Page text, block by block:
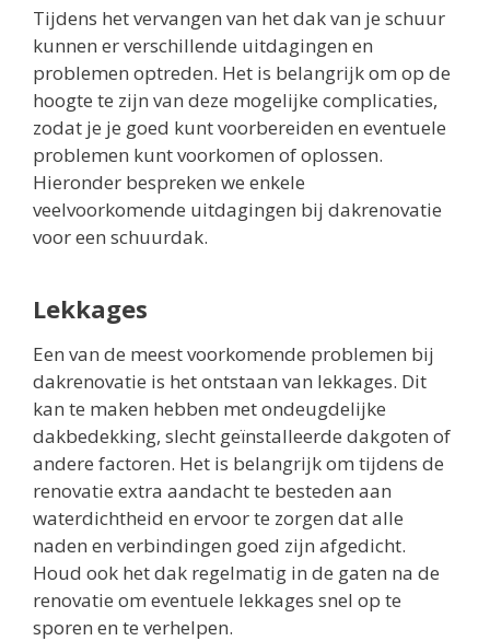
Tijdens het vervangen van het dak van je schuur
kunnen er verschillende uitdagingen en
problemen optreden. Het is belangrijk om op de
hoogte te zijn van deze mogelijke complicaties,
zodat je je goed kunt voorbereiden en eventuele
problemen kunt voorkomen of oplossen.
Hieronder bespreken we enkele
veelvoorkomende uitdagingen bij dakrenovatie
voor een schuurdak.
Lekkages
Een van de meest voorkomende problemen bij
dakrenovatie is het ontstaan van lekkages. Dit
kan te maken hebben met ondeugdelijke
dakbedekking, slecht geïnstalleerde dakgoten of
andere factoren. Het is belangrijk om tijdens de
renovatie extra aandacht te besteden aan
waterdichtheid en ervoor te zorgen dat alle
naden en verbindingen goed zijn afgedicht.
Houd ook het dak regelmatig in de gaten na de
renovatie om eventuele lekkages snel op te
sporen en te verhelpen.